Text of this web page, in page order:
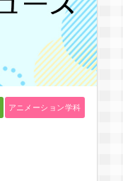
アニメーション学科